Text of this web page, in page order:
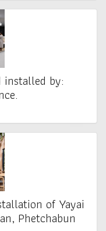
installed by:
of Yayai
Phetchabun